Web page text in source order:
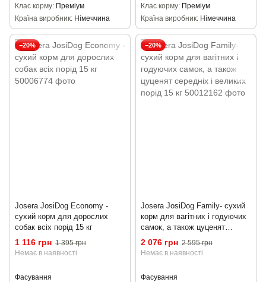
Клас корму Преміум
Країна виробник Німеччина
Клас корму Преміум
Країна виробник Німеччина
−20%
Josera JosiDog Economy -
сухий корм для дорослих
собак всіх порід 15 кг
1 116 грн 1 395 грн
Немає в наявності
Фасування
−20%
Josera JosiDog Family- сухий
корм для вагітних і годуючих
самок, а також цуценят
середніх і великих порід 15 кг
2 076 грн 2 595 грн
Немає в наявності
Фасування